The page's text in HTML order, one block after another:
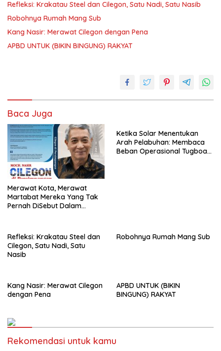
Refleksi: Krakatau Steel dan Cilegon, Satu Nadi, Satu Nasib
Robohnya Rumah Mang Sub
Kang Nasir: Merawat Cilegon dengan Pena
APBD UNTUK (BIKIN BINGUNG) RAKYAT
Baca Juga
Merawat Kota, Merawat
Martabat Mereka Yang Tak
Pernah DiSebut Dalam
Persimpangan”
Ketika Solar Menentukan
Arah Pelabuhan: Membaca
Beban Operasional Tugboat
Refleksi: Krakatau Steel dan
Cilegon, Satu Nadi, Satu
Nasib
Robohnya Rumah Mang Sub
Kang Nasir: Merawat Cilegon
dengan Pena
APBD UNTUK (BIKIN
BINGUNG) RAKYAT
Rekomendasi untuk kamu